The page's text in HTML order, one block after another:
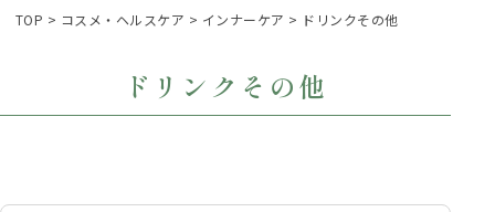
TOP コスメ・ヘルスケア インナーケア ドリンクその他
ドリンクその他